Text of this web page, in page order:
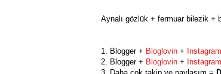
Aynalı gözlük + fermuar bilezik +
1. Blogger + Bloglovin + Instagram
2. Blogger + Bloglovin + Instagram